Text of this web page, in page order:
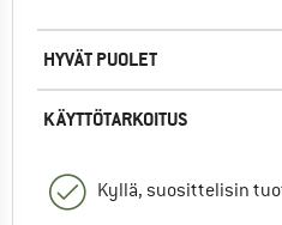
HYVÄT PUOLET
KÄYTTÖTARKOITUS
Kyllä, suosittelisin